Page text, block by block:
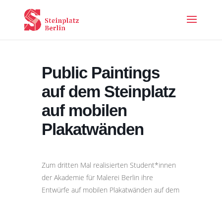
Public Paintings
auf dem Steinplatz
auf mobilen
Plakatwänden
Zum dritten Mal realisierten Student*innen
der Akademie für Malerei Berlin ihre
Entwürfe auf mobilen Plakatwänden auf dem